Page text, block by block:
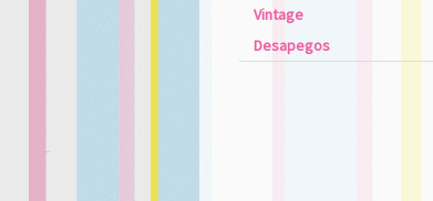
Vintage
Desapegos